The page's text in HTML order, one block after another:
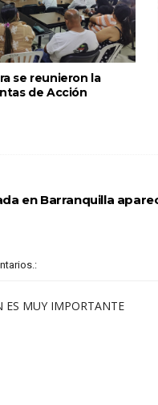
se reunieron la
de Acción
en Barranquilla
ES MUY IMPORTANTE